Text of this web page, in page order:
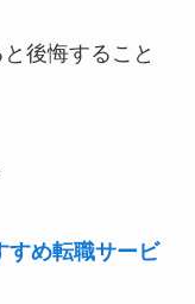
後悔すること
すめ転職サービ